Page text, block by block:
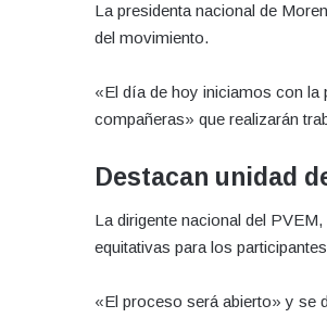
La presidenta nacional de
del movimiento.
«El día de hoy iniciamos con
compañeras» que realizarán
Destacan unidad
La dirigente nacional del
equitativas para los
«El proceso será abierto» y se